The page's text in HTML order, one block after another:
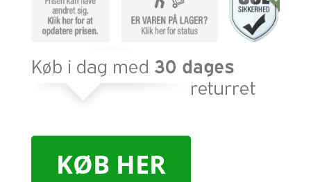
KØB HER